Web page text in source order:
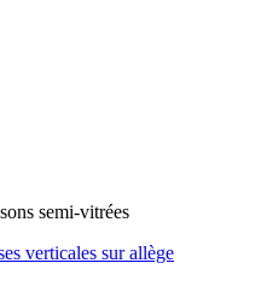
semi-vitrées